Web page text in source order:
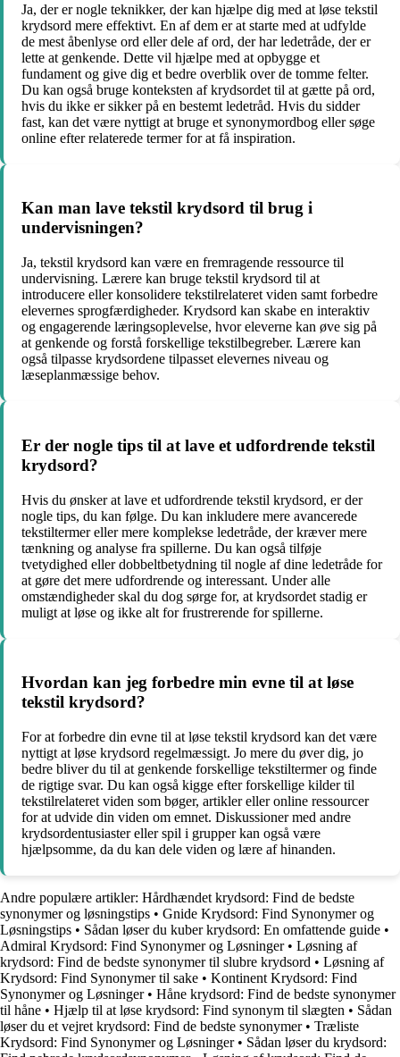
Ja, der er nogle teknikker, der kan hjælpe dig med at løse tekstil
krydsord mere effektivt. En af dem er at starte med at udfylde
de mest åbenlyse ord eller dele af ord, der har ledetråde, der er
lette at genkende. Dette vil hjælpe med at opbygge et
fundament og give dig et bedre overblik over de tomme felter.
Du kan også bruge konteksten af krydsordet til at gætte på ord,
hvis du ikke er sikker på en bestemt ledetråd. Hvis du sidder
fast, kan det være nyttigt at bruge et synonymordbog eller søge
online efter relaterede termer for at få inspiration.
Kan man lave tekstil krydsord til brug i
undervisningen?
Ja, tekstil krydsord kan være en fremragende ressource til
undervisning. Lærere kan bruge tekstil krydsord til at
introducere eller konsolidere tekstilrelateret viden samt forbedre
elevernes sprogfærdigheder. Krydsord kan skabe en interaktiv
og engagerende læringsoplevelse, hvor eleverne kan øve sig på
at genkende og forstå forskellige tekstilbegreber. Lærere kan
også tilpasse krydsordene tilpasset elevernes niveau og
læseplanmæssige behov.
Er der nogle tips til at lave et udfordrende tekstil
krydsord?
Hvis du ønsker at lave et udfordrende tekstil krydsord, er der
nogle tips, du kan følge. Du kan inkludere mere avancerede
tekstiltermer eller mere komplekse ledetråde, der kræver mere
tænkning og analyse fra spillerne. Du kan også tilføje
tvetydighed eller dobbeltbetydning til nogle af dine ledetråde for
at gøre det mere udfordrende og interessant. Under alle
omstændigheder skal du dog sørge for, at krydsordet stadig er
muligt at løse og ikke alt for frustrerende for spillerne.
Hvordan kan jeg forbedre min evne til at løse
tekstil krydsord?
For at forbedre din evne til at løse tekstil krydsord kan det være
nyttigt at løse krydsord regelmæssigt. Jo mere du øver dig, jo
bedre bliver du til at genkende forskellige tekstiltermer og finde
de rigtige svar. Du kan også kigge efter forskellige kilder til
tekstilrelateret viden som bøger, artikler eller online ressourcer
for at udvide din viden om emnet. Diskussioner med andre
krydsordentusiaster eller spil i grupper kan også være
hjælpsomme, da du kan dele viden og lære af hinanden.
Andre populære artikler: Hårdhændet krydsord: Find de bedste
synonymer og løsningstips • Gnide Krydsord: Find Synonymer og
Løsningstips • Sådan løser du kuber krydsord: En omfattende guide •
Admiral Krydsord: Find Synonymer og Løsninger• Løsning af
krydsord: Find de bedste synonymer til slubre krydsord • Løsning af
Krydsord: Find Synonymer til sake • Kontinent Krydsord: Find
Synonymer og Løsninger• Håne krydsord: Find de bedste synonymer
til håne • Hjælp til at løse krydsord: Find synonym til slægten • Sådan
løser du et vejret krydsord: Find de bedste synonymer• Træliste
Krydsord: Find Synonymer og Løsninger• Sådan løser du krydsord: